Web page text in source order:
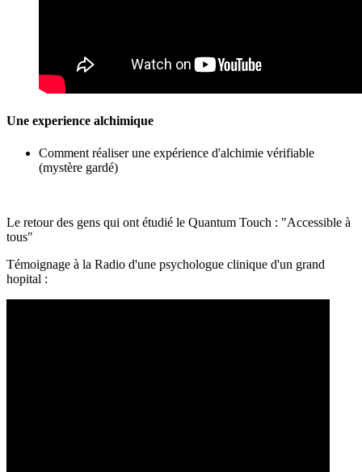
Une experience alchimique
Comment réaliser une expérience d'alchimie vérifiable
(mystère gardé)
Le retour des gens qui ont étudié le Quantum Touch : "Accessible à
tous"
Témoignage à la Radio d'une psychologue clinique d'un grand
hopital :